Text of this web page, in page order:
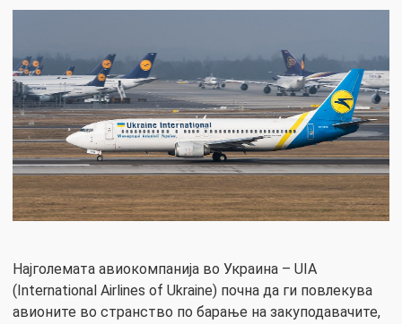
Најголемата авиокомпанија во Украина – UIA
(International Airlines of Ukraine) почна да ги повлекува
авионите во странство по барање на закуподавачите,